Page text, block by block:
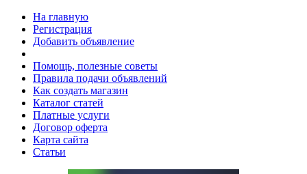
На главную
Регистрация
Добавить объявление
Помощь, полезные советы
Правила подачи объявлений
Как создать магазин
Каталог статей
Платные услуги
Договор оферта
Карта сайта
Статьи